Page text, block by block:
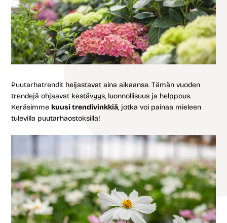
Puutarhatrendit heijastavat aina aikaansa. Tämän vuoden
trendejä ohjaavat kestävyys, luonnollisuus ja helppous.
Keräsimme kuusi trendivinkkiä, jotka voi painaa mieleen
tulevilla puutarhaostoksilla!